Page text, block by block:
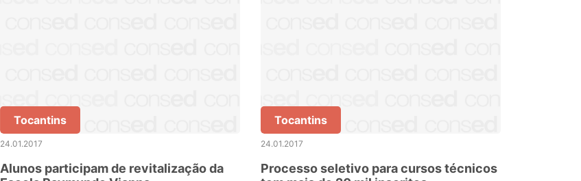
Tocantins
24.01.2017
Alunos participam de revitalização da
Tocantins
24.01.2017
Processo seletivo para cursos técnicos